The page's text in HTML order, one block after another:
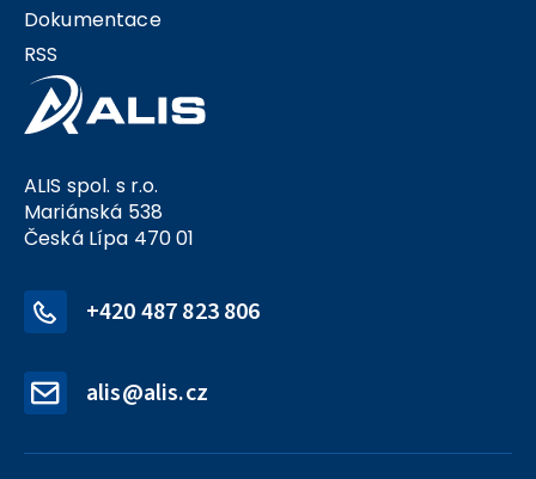
ALIS spol. s r.o.
Mariánská 538
Česká Lípa 470 01
+420 487 823 806
alis@alis.cz
Dokumentace
RSS